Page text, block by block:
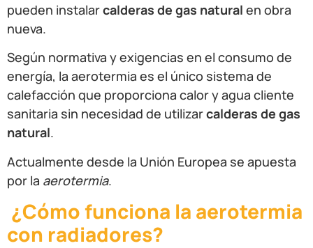
pueden instalarcalderas de gas natural en obra
nueva.
Según normativa y exigencias en el consumo de
energía, la aerotermia es el único sistema de
calefacción que proporciona calor y agua cliente
sanitaria sin necesidad de utilizarcalderas de gas
natural.
Actualmente desde la Unión Europea se apuesta
por la aerotermia.
¿Cómo funciona la aerotermia
con radiadores?